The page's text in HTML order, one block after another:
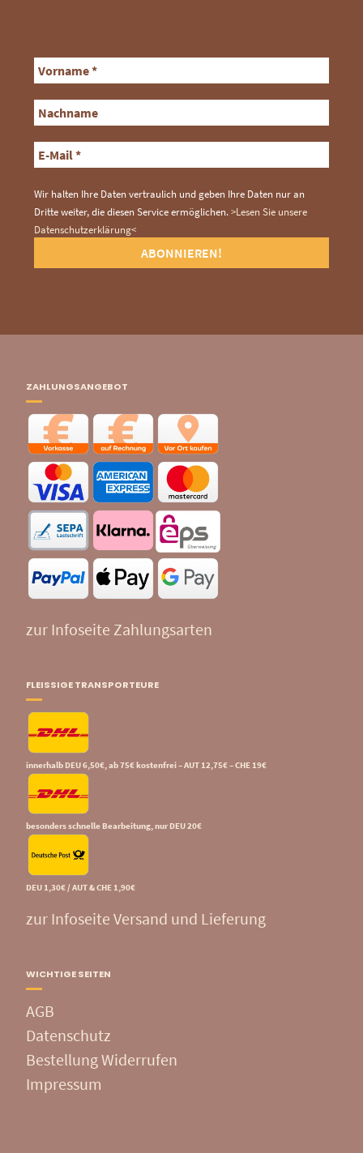
Wir halten Ihre Daten vertraulich und geben Ihre Daten nur an
Dritte weiter, die diesen Service ermöglichen.>Lesen Sie unsere
Datenschutzerklärung<
ZAHLUNGSANGEBOT
zur Infoseite Zahlungsarten
FLEISSIGE TRANSPORTEURE
innerhalb DEU 6,50€, ab 75€ kostenfrei – AUT 12,75€ – CHE 19€
besonders schnelle Bearbeitung, nur DEU 20€
DEU 1,30€ / AUT & CHE 1,90€
zur Infoseite Versand und Lieferung
WICHTIGE SEITEN
AGB
Datenschutz
Bestellung Widerrufen
Impressum